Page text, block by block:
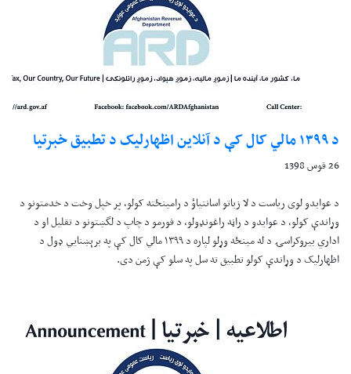
د ۱۳۹۹ مالي کال کې د آنلاين اظهارليک د تطبيق خبرتيا
26 قوس 1398
د عوايدو لوی رياست د لا زياتو اسانتياؤ د رامينځته کولو، پر خپل وخت د خدمتونو د
وړاندې کولو، د عوايدو د راڼه راغونډولو، د فورمو د چاپ د لگښتونو د تقليل او د
اداري بيروکراسۍ د له مينځه وړلو لپاره د ۱۳۹۹ مالي کال کې په برېښنايي ډول د
اظهارليک د وړاندې کولو تطبيق ته سل په سلو کې ژمن دی.